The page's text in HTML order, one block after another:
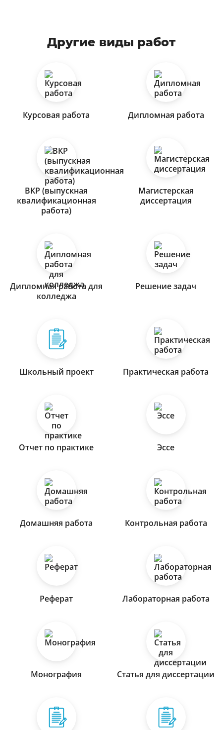
Другие виды работ
Курсовая работа Дипломная работа
ВКР (выпускная
квалификационная
работа)
Магистерская
диссертация
Дипломная работа для
колледжа
Решение задач
Школьный проект Практическая работа
Отчет по практике Эссе
Домашняя работа Контрольная работа
Реферат Лабораторная работа
Монография Статья для диссертации